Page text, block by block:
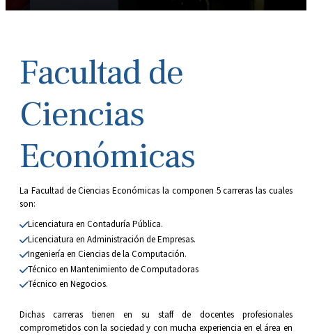
Facultad de
Ciencias
Económicas
La Facultad de Ciencias Económicas la componen 5 carreras las cuales
son:
Licenciatura en Contaduría Pública.
Licenciatura en Administración de Empresas.
Ingeniería en Ciencias de la Computación.
Técnico en Mantenimiento de Computadoras
Técnico en Negocios.
Dichas carreras tienen en su staff de docentes profesionales
comprometidos con la sociedad y con mucha experiencia en el área en